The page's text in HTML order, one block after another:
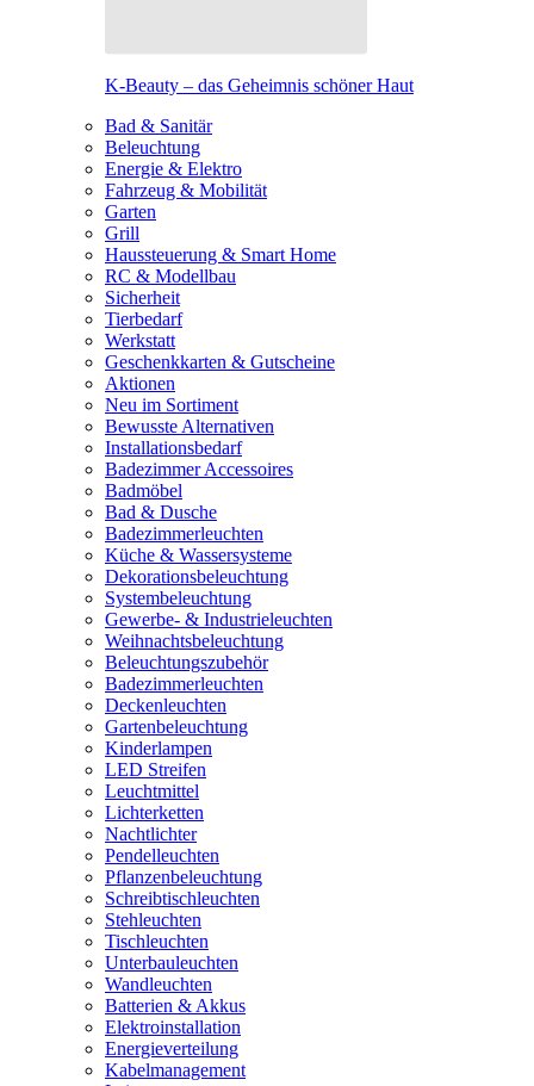
K-Beauty – das Geheimnis schöner Haut
Bad & Sanitär
Beleuchtung
Energie & Elektro
Fahrzeug & Mobilität
Garten
Grill
Haussteuerung & Smart Home
RC & Modellbau
Sicherheit
Tierbedarf
Werkstatt
Geschenkkarten & Gutscheine
Aktionen
Neu im Sortiment
Bewusste Alternativen
Installationsbedarf
Badezimmer Accessoires
Badmöbel
Bad & Dusche
Badezimmerleuchten
Küche & Wassersysteme
Dekorationsbeleuchtung
Systembeleuchtung
Gewerbe- & Industrieleuchten
Weihnachtsbeleuchtung
Beleuchtungszubehör
Badezimmerleuchten
Deckenleuchten
Gartenbeleuchtung
Kinderlampen
LED Streifen
Leuchtmittel
Lichterketten
Nachtlichter
Pendelleuchten
Pflanzenbeleuchtung
Schreibtischleuchten
Stehleuchten
Tischleuchten
Unterbauleuchten
Wandleuchten
Batterien & Akkus
Elektroinstallation
Energieverteilung
Kabelmanagement